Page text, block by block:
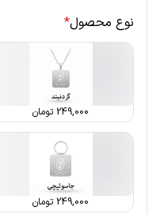
نوع محصول*
249,000 تومان
249,000 تومان